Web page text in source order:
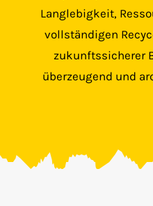
Langlebigkeit,
vollständigen
zukunftssicherer
überzeugend und